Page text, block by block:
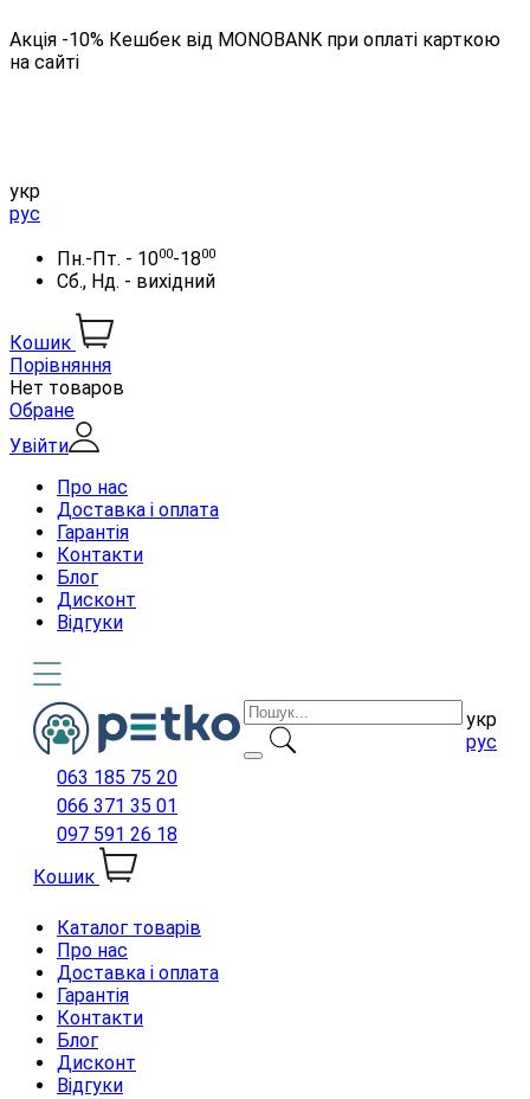
Акція -10% Кешбек від MONOBANK при оплаті карткою
на сайті
укр
рус
Пн.-Пт. - 1000-1800
Сб., Нд. - вихідний
Кошик
Порівняння
Нет товаров
Обране
Увійти
Про нас
Доставка і оплата
Гарантія
Контакти
Блог
Дисконт
Відгуки
укр
рус
063 185 75 20
066 371 35 01
097 591 26 18
Кошик
Каталог товарів
Про нас
Доставка і оплата
Гарантія
Контакти
Блог
Дисконт
Відгуки